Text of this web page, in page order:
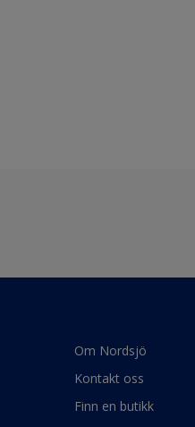
Om Nordsjö
Kontakt oss
Finn en butikk